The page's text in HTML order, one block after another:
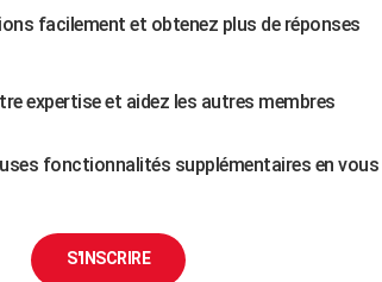
facilement et obtenez plus de réponses
expertise et aidez les autres membres
fonctionnalités supplémentaires en vous
S'INSCRIRE